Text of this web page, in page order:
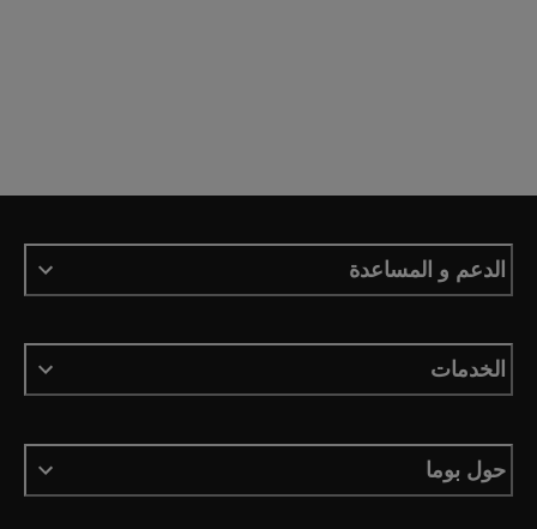
الدعم و المساعدة
الخدمات
حول بوما